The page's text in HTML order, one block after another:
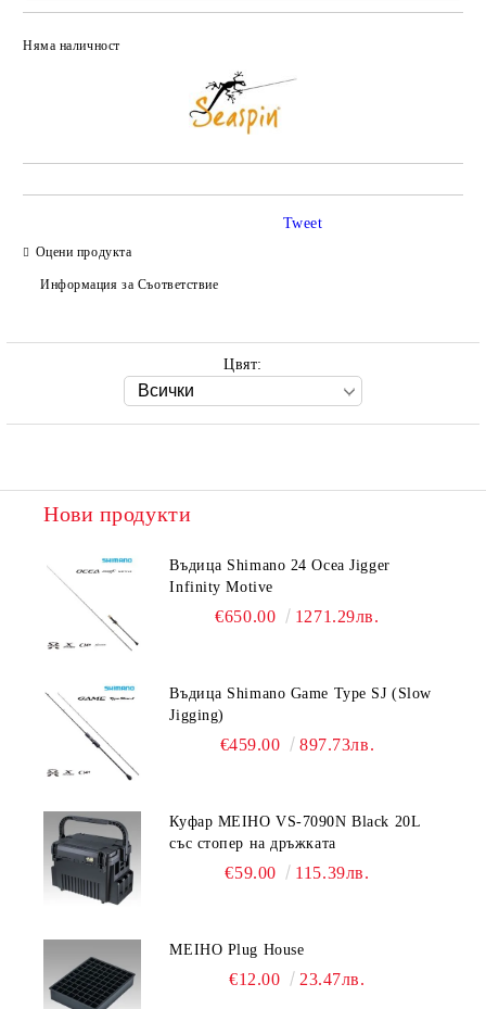
Няма наличност
Оцени продукта
Информация за Съответствие
Tweet
Цвят:
Нови продукти
Въдица Shimano 24 Ocea Jigger
Infinity Motive
€650.00 1271.29лв.
Въдица Shimano Game Type SJ (Slow
Jigging)
€459.00 897.73лв.
Куфар MEIHO VS-7090N Black 20L
със стопер на дръжката
€59.00 115.39лв.
MEIHO Plug House
€12.00 23.47лв.